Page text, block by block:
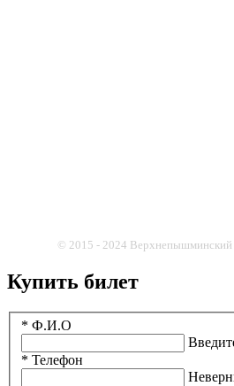
© 2015 - 2024 Верхнепышминский
Купить билет
* Ф.И.О
* Телефон